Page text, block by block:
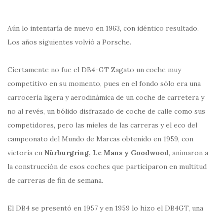
Aún lo intentaría de nuevo en 1963, con idéntico resultado.
Los años siguientes volvió a Porsche.
Ciertamente no fue el DB4-GT Zagato un coche muy
competitivo en su momento, pues en el fondo sólo era una
carrocería ligera y aerodinámica de un coche de carretera y
no al revés, un bólido disfrazado de coche de calle como sus
competidores, pero las mieles de las carreras y el eco del
campeonato del Mundo de Marcas obtenido en 1959, con
victoria en Nürburgring, Le Mans y Goodwood, animaron a
la construcción de esos coches que participaron en multitud
de carreras de fin de semana.
El DB4 se presentó en 1957 y en 1959 lo hizo el DB4GT, una